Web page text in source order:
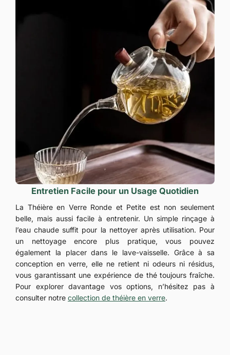
Entretien Facile pour un Usage Quotidien
La Théière en Verre Ronde et Petite est non seulement
belle, mais aussi facile à entretenir. Un simple rinçage à
l’eau chaude suffit pour la nettoyer après utilisation. Pour
un nettoyage encore plus pratique, vous pouvez
également la placer dans le lave-vaisselle. Grâce à sa
conception en verre, elle ne retient ni odeurs ni résidus,
vous garantissant une expérience de thé toujours fraîche.
Pour explorer davantage vos options, n’hésitez pas à
consulter notre collection de théière en verre.